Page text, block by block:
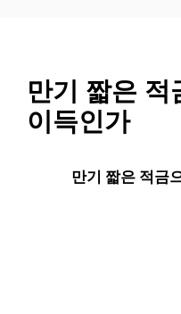
만기 짧은 적
이득인가
만기 짧은 적금